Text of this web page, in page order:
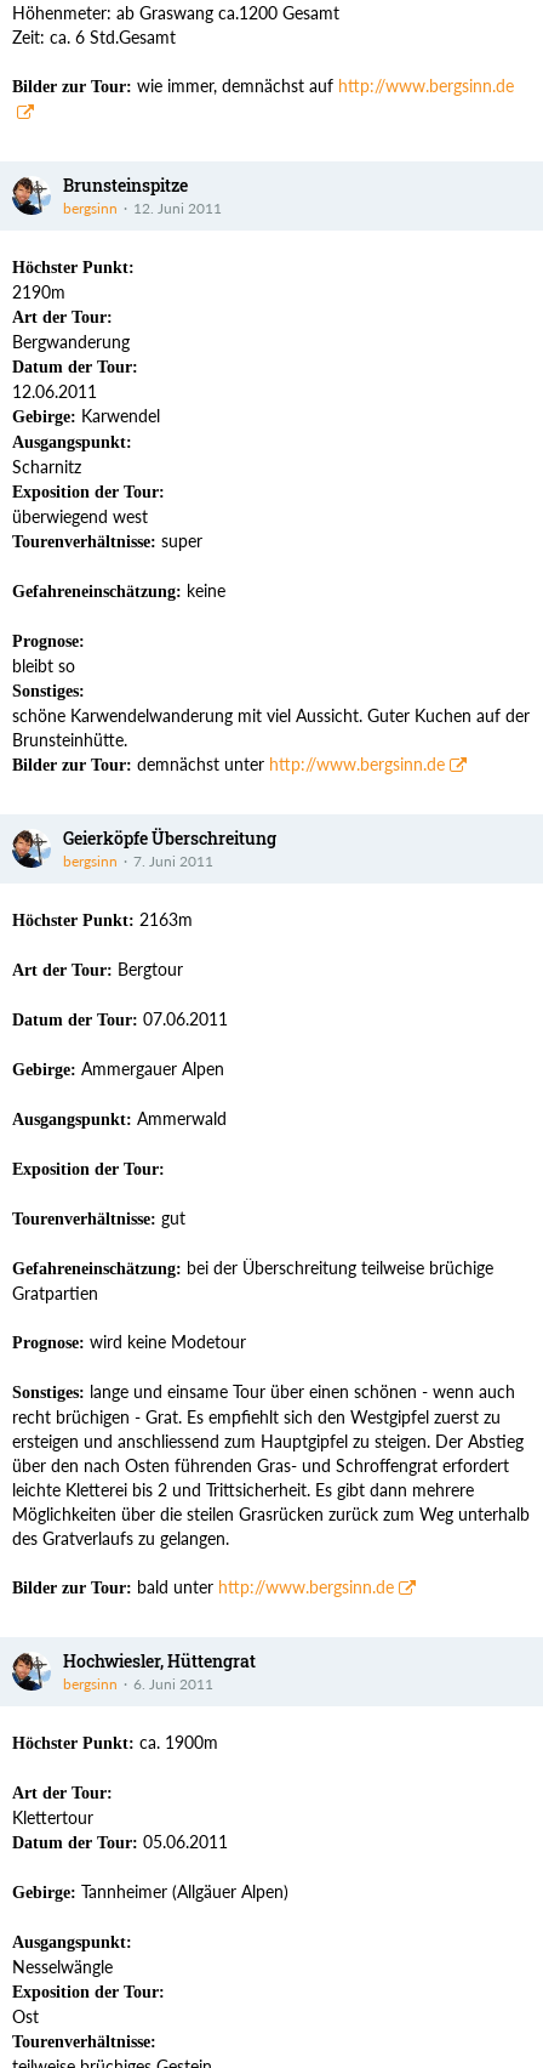
Höhenmeter: ab Graswang ca.1200 Gesamt
Zeit: ca. 6 Std.Gesamt
Bilder zur Tour: wie immer, demnächst auf http://www.bergsinn.de
Brunsteinspitze
bergsinn 12. Juni 2011
Höchster Punkt:
2190m
Art der Tour:
Bergwanderung
Datum der Tour:
12.06.2011
Gebirge: Karwendel
Ausgangspunkt:
Scharnitz
Exposition der Tour:
überwiegend west
Tourenverhältnisse: super
Gefahreneinschätzung: keine
Prognose:
bleibt so
Sonstiges:
schöne Karwendelwanderung mit viel Aussicht. Guter Kuchen auf der
Brunsteinhütte.
Bilder zur Tour: demnächst unter http://www.bergsinn.de
Geierköpfe Überschreitung
bergsinn 7. Juni 2011
Höchster Punkt: 2163m
Art der Tour: Bergtour
Datum der Tour: 07.06.2011
Gebirge: Ammergauer Alpen
Ausgangspunkt: Ammerwald
Exposition der Tour:
Tourenverhältnisse: gut
Gefahreneinschätzung: bei der Überschreitung teilweise brüchige
Gratpartien
Prognose: wird keine Modetour
Sonstiges: lange und einsame Tour über einen schönen - wenn auch
recht brüchigen - Grat. Es empfiehlt sich den Westgipfel zuerst zu
ersteigen und anschliessend zum Hauptgipfel zu steigen. Der Abstieg
über den nach Osten führenden Gras- und Schroffengrat erfordert
leichte Kletterei bis 2 und Trittsicherheit. Es gibt dann mehrere
Möglichkeiten über die steilen Grasrücken zurück zum Weg unterhalb
des Gratverlaufs zu gelangen.
Bilder zur Tour: bald unter http://www.bergsinn.de
Hochwiesler, Hüttengrat
bergsinn 6. Juni 2011
Höchster Punkt: ca. 1900m
Art der Tour:
Klettertour
Datum der Tour: 05.06.2011
Gebirge: Tannheimer (Allgäuer Alpen)
Ausgangspunkt:
Nesselwängle
Exposition der Tour:
Ost
Tourenverhältnisse: